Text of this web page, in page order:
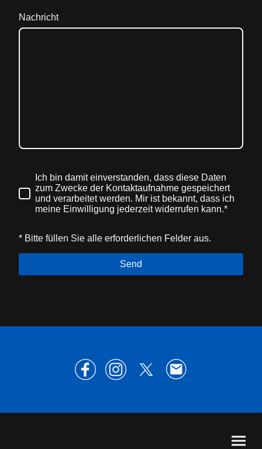
Nachricht
Ich bin damit einverstanden, dass diese Daten
zum Zwecke der Kontaktaufnahme gespeichert
und verarbeitet werden. Mir ist bekannt, dass ich
meine Einwilligung jederzeit widerrufen kann.*
* Bitte füllen Sie alle erforderlichen Felder aus.
Send